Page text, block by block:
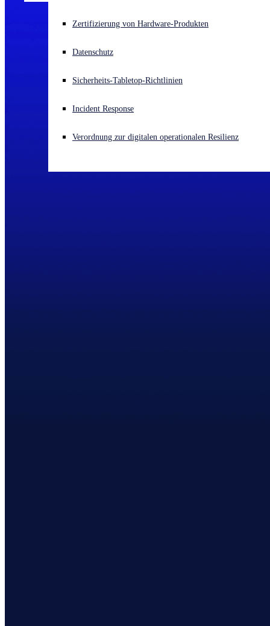
Akuter Cyberangriff? Fordern Sie Sofort-Hilfe an
Open language switcher
Zertifizierung von Hardware-Produkten
Datenschutz
Sicherheits-Tabletop-Richtlinien
Incident Response
Verordnung zur digitalen operationalen Resilienz